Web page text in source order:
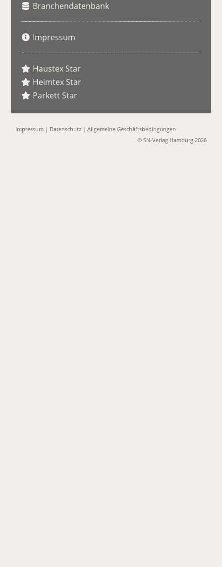
Branchendatenbank
Impressum
Haustex Star
Heimtex Star
Parkett Star
Impressum | Datenschutz |Allgemeine Geschäftsbedingungen
© SN-Verlag Hamburg 2026